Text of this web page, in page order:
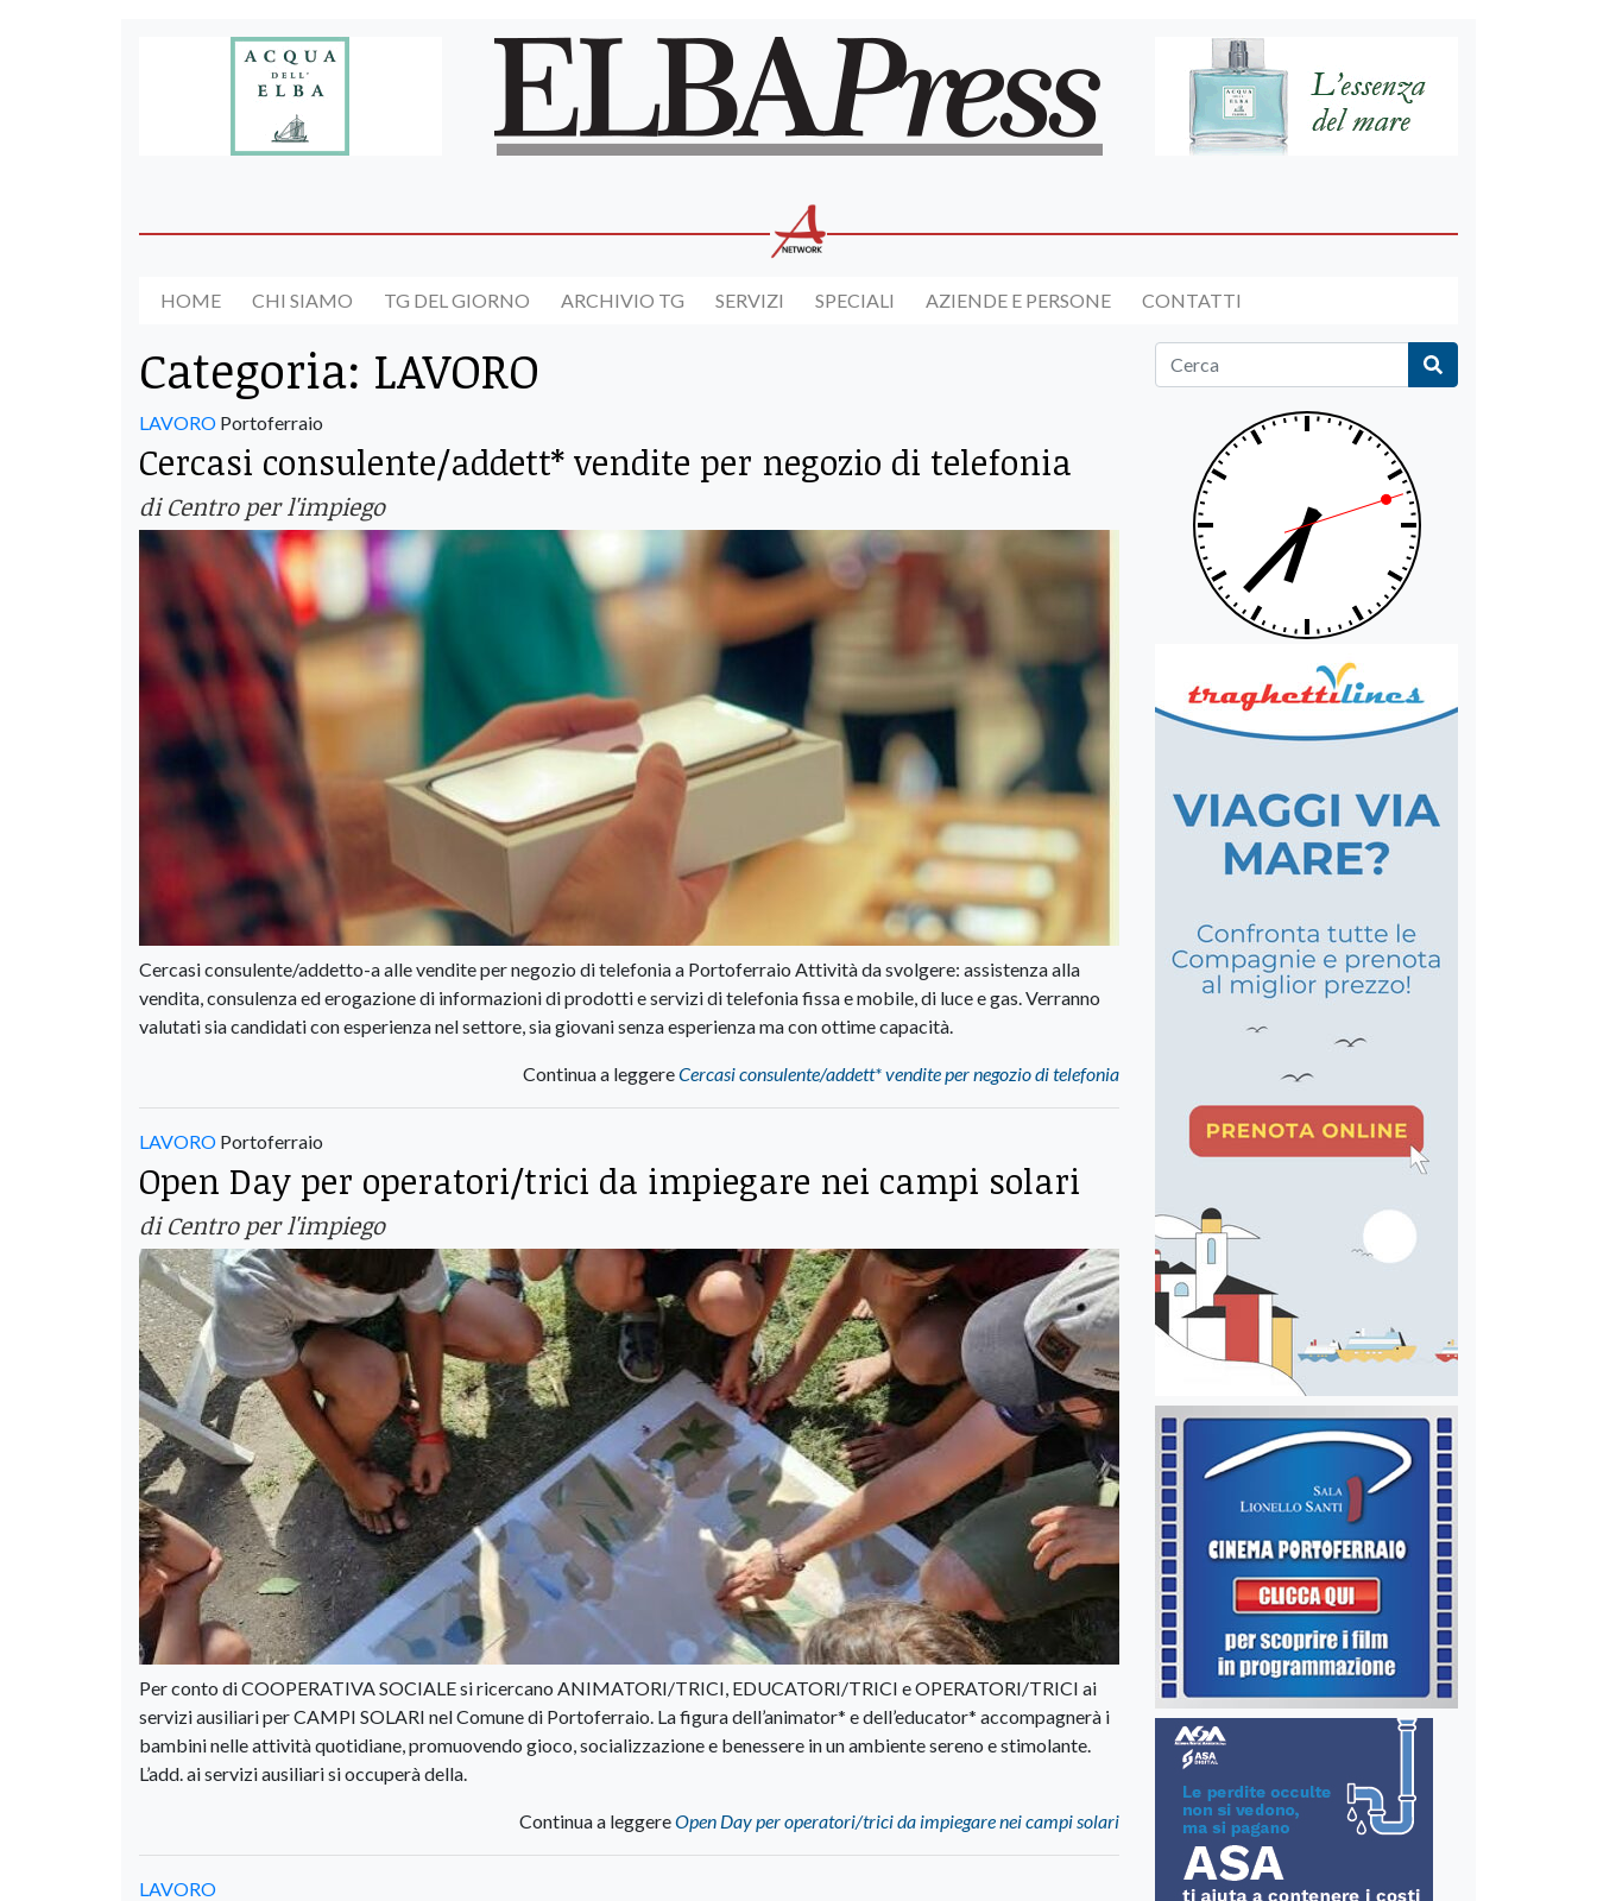
HOME CHI SIAMO TG DEL GIORNO ARCHIVIO TG SERVIZI SPECIALI AZIENDE E PERSONE CONTATTI
Categoria: LAVORO
LAVORO Portoferraio
Cercasi consulente/addett* vendite per negozio di telefonia
di Centro per l'impiego
Cercasi consulente/addetto-a alle vendite per negozio di telefonia a Portoferraio Attività da svolgere: assistenza alla
vendita, consulenza ed erogazione di informazioni di prodotti e servizi di telefonia fissa e mobile, di luce e gas. Verranno
valutati sia candidati con esperienza nel settore, sia giovani senza esperienza ma con ottime capacità.
Continua a leggereCercasi consulente/addett* vendite per negozio di telefonia
LAVORO Portoferraio
Open Day per operatori/trici da impiegare nei campi solari
di Centro per l'impiego
Per conto di COOPERATIVA SOCIALE si ricercano ANIMATORI/TRICI, EDUCATORI/TRICI e OPERATORI/TRICI ai
servizi ausiliari per CAMPI SOLARI nel Comune di Portoferraio. La figura dell’animator* e dell’educator* accompagnerà i
bambini nelle attività quotidiane, promuovendo gioco, socializzazione e benessere in un ambiente sereno e stimolante.
L’add. ai servizi ausiliari si occuperà della.
Continua a leggereOpen Day per operatori/trici da impiegare nei campi solari
LAVORO